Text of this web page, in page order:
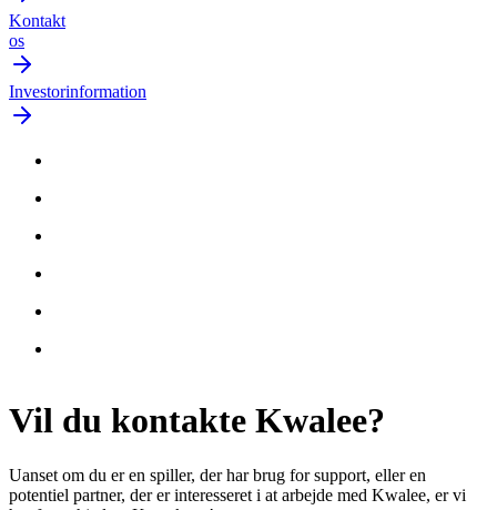
Kontakt
os
Investorinformation
Vil du kontakte Kwalee?
Uanset om du er en spiller, der har brug for support, eller en
potentiel partner, der er interesseret i at arbejde med Kwalee, er vi